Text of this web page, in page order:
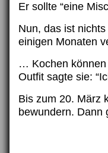
Er sollte “eine
Nun, das ist
einigen Monaten
… Kochen können
Outfit sagte sie:
Bis zum 20. März
bewundern. Dann